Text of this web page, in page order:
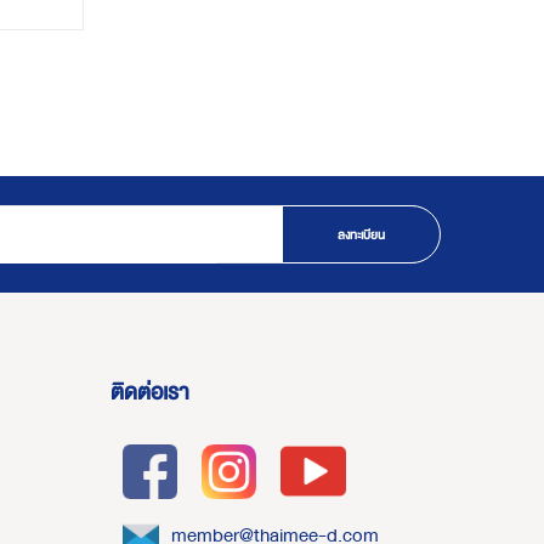
ลงทะเบียน
ติดต่อเรา
member@thaimee-d.com